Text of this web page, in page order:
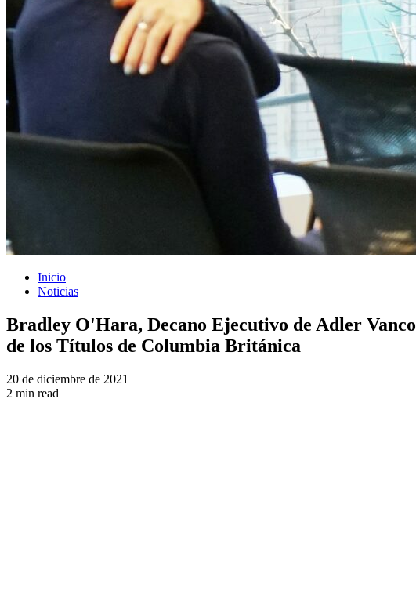
Inicio
Noticias
Bradley O'Hara, Decano Ejecutivo de Adler
de los Títulos de Columbia Británica
20 de diciembre de 2021
2 min read